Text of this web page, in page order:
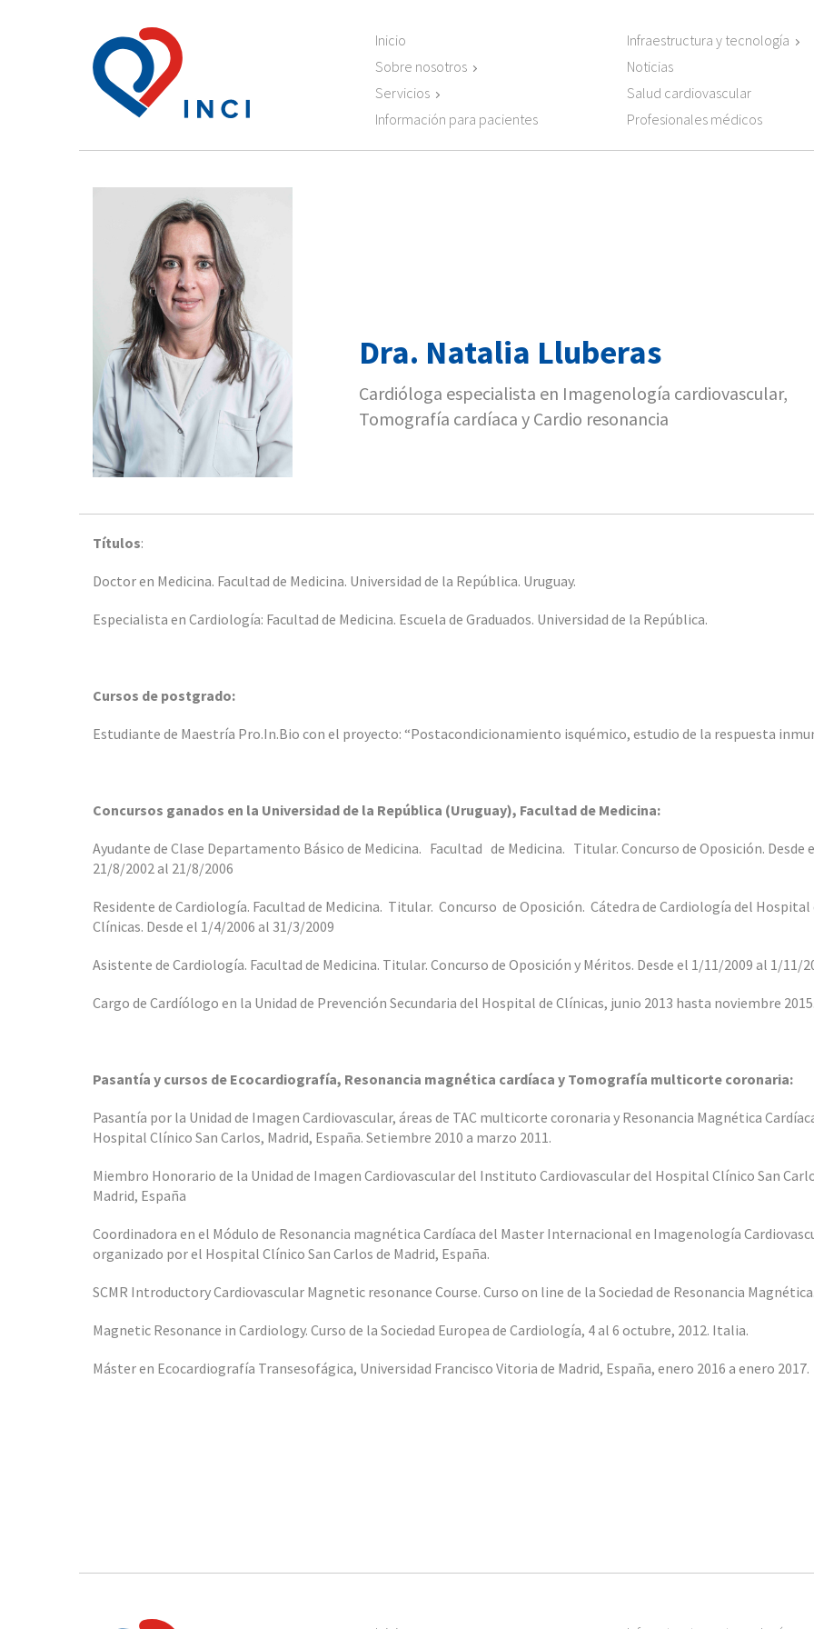
Inicio
Sobre nosotros
Servicios
Información para pacientes
Infraestructura y tecnología
Noticias
Salud cardiovascular
Profesionales médicos
Dra. Natalia Lluberas
Cardióloga especialista en Imagenología cardiovascular,
Tomografía cardíaca y Cardio resonancia
Títulos:
Doctor en Medicina. Facultad de Medicina. Universidad de la República. Uruguay.
Especialista en Cardiología: Facultad de Medicina. Escuela de Graduados. Universidad de la República.
Cursos de postgrado:
Estudiante de Maestría Pro.In.Bio con el proyecto: “Postacondicionamiento isquémico, estudio de la respuesta
Concursos ganados en la Universidad de la República (Uruguay), Facultad de Medicina:
Ayudante de Clase Departamento Básico de Medicina. Facultad de Medicina. Titular. Concurso de Oposición. Desde
21/8/2002 al 21/8/2006
Residente de Cardiología. Facultad de Medicina. Titular. Concurso de Oposición. Cátedra de Cardiología del Hospital
Clínicas. Desde el 1/4/2006 al 31/3/2009
Asistente de Cardiología. Facultad de Medicina. Titular. Concurso de Oposición y Méritos. Desde el 1/11/2009 al 1/11/
Cargo de Cardíólogo en la Unidad de Prevención Secundaria del Hospital de Clínicas, junio 2013 hasta noviembre
Pasantía y cursos de Ecocardiografía, Resonancia magnética cardíaca y Tomografía multicorte coronaria:
Pasantía por la Unidad de Imagen Cardiovascular, áreas de TAC multicorte coronaria y Resonancia Magnética
Hospital Clínico San Carlos, Madrid, España. Setiembre 2010 a marzo 2011.
Miembro Honorario de la Unidad de Imagen Cardiovascular del Instituto Cardiovascular del Hospital Clínico San
Madrid, España
Coordinadora en el Módulo de Resonancia magnética Cardíaca del Master Internacional en Imagenología
organizado por el Hospital Clínico San Carlos de Madrid, España.
SCMR Introductory Cardiovascular Magnetic resonance Course. Curso on line de la Sociedad de Resonancia
Magnetic Resonance in Cardiology. Curso de la Sociedad Europea de Cardiología, 4 al 6 octubre, 2012. Italia.
Máster en Ecocardiografía Transesofágica, Universidad Francisco Vitoria de Madrid, España, enero 2016 a enero 2017.